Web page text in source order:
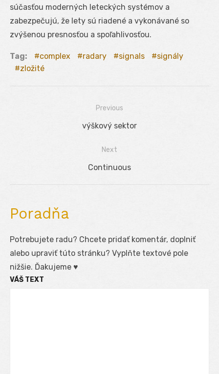
súčasťou moderných leteckých systémov a
zabezpečujú, že lety sú riadené a vykonávané so
zvýšenou presnosťou a spoľahlivosťou.
Tag: complex radary signals
signály
zložité
Previous
Previous
výškový sektor
Next
Next
Continuous
Poradňa
Potrebujete radu? Chcete pridať komentár, doplniť
alebo upraviť túto stránku? Vyplňte textové pole
nižšie. Ďakujeme ♥
VÁŠ TEXT